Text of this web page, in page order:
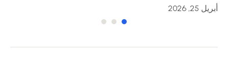
أبريل 25, 2026